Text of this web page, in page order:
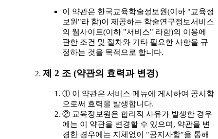
이 약관은 한국교육학술정보원(이하 "교육정
보원"라 함)이 제공하는 학술연구정보서비스
의 웹사이트(이하 "서비스" 라함)의 이용에
관한 조건 및 절차와 기타 필요한 사항을 규
정하는 것을 목적으로 합니다.
제 2 조 (약관의 효력과 변경)
① 이 약관은 서비스 메뉴에 게시하여 공시함
으로써 효력을 발생합니다.
② 교육정보원은 합리적 사유가 발생한 경우
에는 이 약관을 변경할 수 있으며, 약관을 변
경한 경우에는 지체없이 "공지사항"을 통해